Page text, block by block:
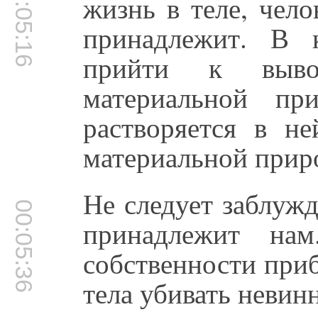
00:05:16 жизнь в теле,
принадлежит. В
прийти к
материальной
растворяется в
материальной
00:05:36 Не следует
принадлежит
собственности
тела убивать